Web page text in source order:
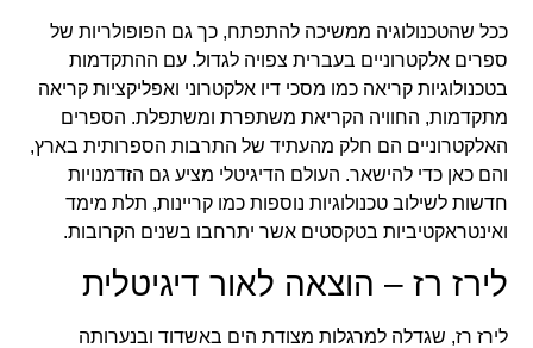
ככל שהטכנולוגיה ממשיכה להתפתח, כך גם הפופולריות של
ספרים אלקטרוניים בעברית צפויה לגדול. עם ההתקדמות
בטכנולוגיות קריאה כמו מסכי דיו אלקטרוני ואפליקציות קריאה
מתקדמות, החוויה הקריאת משתפרת ומשתפלת. הספרים
האלקטרוניים הם חלק מהעתיד של התרבות הספרותית בארץ,
והם כאן כדי להישאר. העולם הדיגיטלי מציע גם הזדמנויות
חדשות לשילוב טכנולוגיות נוספות כמו קריינות, תלת מימד
ואינטראקטיביות בטקסטים אשר יתרחבו בשנים הקרובות.
לירז רז – הוצאה לאור דיגיטלית
לירז רז, שגדלה למרגלות מצודת הים באשדוד ובנערותה